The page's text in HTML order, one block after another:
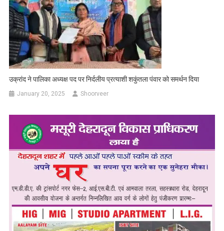
उक्रांद ने पालिका अध्यक्ष पद पर निर्दलीय प्रत्याशी शकुंतला पंवार को समर्थन दिया
January 20, 2025 Shoorveer